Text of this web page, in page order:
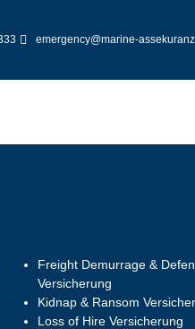
emergency@marine-
Freight Demurrage &
Versicherung
Kidnap & Ransom
Loss of Hire Versicherung